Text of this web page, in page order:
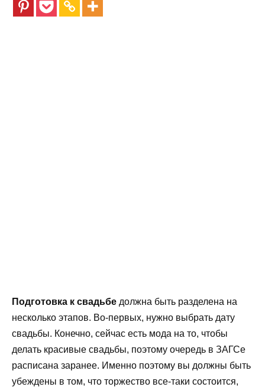
Подготовка к свадьбе должна быть разделена на
несколько этапов. Во-первых, нужно выбрать дату
свадьбы. Конечно, сейчас есть мода на то, чтобы
делать красивые свадьбы, поэтому очередь в ЗАГСе
расписана заранее. Именно поэтому вы должны быть
убеждены в том, что торжество все-таки состоится,